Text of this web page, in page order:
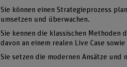
Sie können einen Strategieprozess
umsetzen und überwachen.
Sie kennen die klassischen Methoden
davon an einem realen Live Case
Sie setzen die modernen Ansätze und